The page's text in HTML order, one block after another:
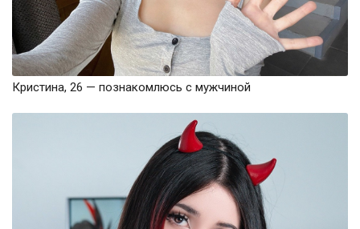
Кристина, 26 — познакомлюсь с мужчиной